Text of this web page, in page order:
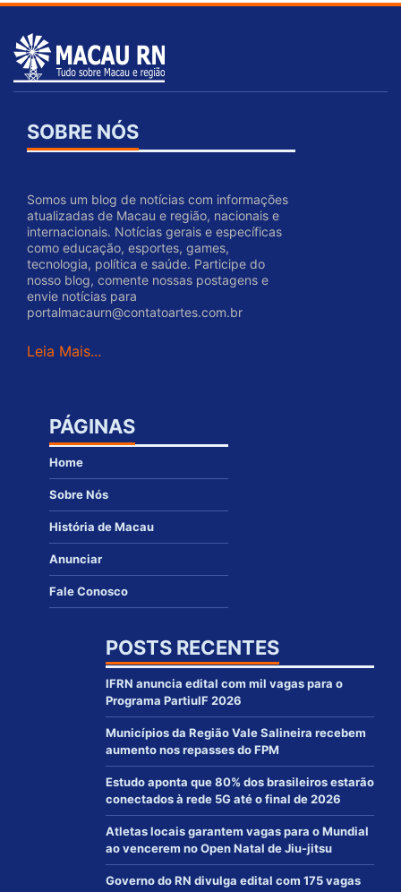
SOBRE NÓS
Somos um blog de notícias com informações
atualizadas de Macau e região, nacionais e
internacionais. Notícias gerais e específicas
como educação, esportes, games,
tecnologia, política e saúde. Participe do
nosso blog, comente nossas postagens e
envie notícias para
portalmacaurn@contatoartes.com.br
Leia Mais...
PÁGINAS
Home
Sobre Nós
História de Macau
Anunciar
Fale Conosco
POSTS RECENTES
IFRN anuncia edital com mil vagas para o
Programa PartiuIF 2026
Municípios da Região Vale Salineira recebem
aumento nos repasses do FPM
Estudo aponta que 80% dos brasileiros estarão
conectados à rede 5G até o final de 2026
Atletas locais garantem vagas para o Mundial
ao vencerem no Open Natal de Jiu-jitsu
Governo do RN divulga edital com 175 vagas